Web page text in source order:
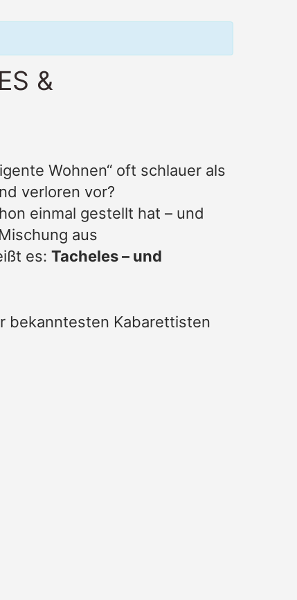
&
Wohnen“ oft schlauer als
verloren vor?
einmal gestellt hat – und
aus
es: Tacheles – und
bekanntesten Kabarettisten